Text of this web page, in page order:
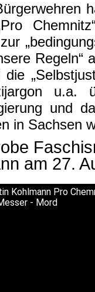
Regeln“
u.a.
und
in Sachsen
am 27.
Kohlmann Pro
- Mord